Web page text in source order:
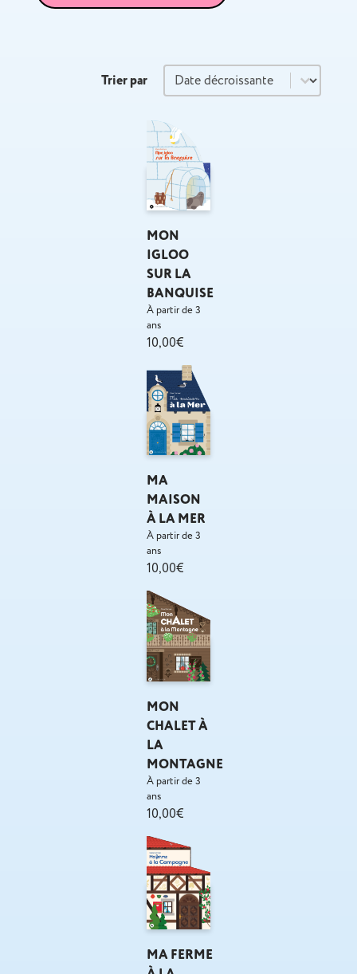
Trier par Trier par
Trier par
MON
IGLOO
SUR LA
BANQUISE
À partir de 3
ans
10,00€
MA
MAISON
À LA MER
À partir de 3
ans
10,00€
MON
CHALET À
LA
MONTAGNE
À partir de 3
ans
10,00€
MA FERME